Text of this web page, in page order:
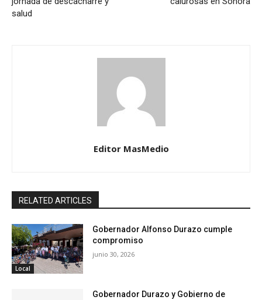
salud
Editor MasMedio
RELATED ARTICLES
Local
Gobernador Alfonso Durazo cumple
compromiso
junio 30, 2026
Gobernador Durazo y Gobierno de